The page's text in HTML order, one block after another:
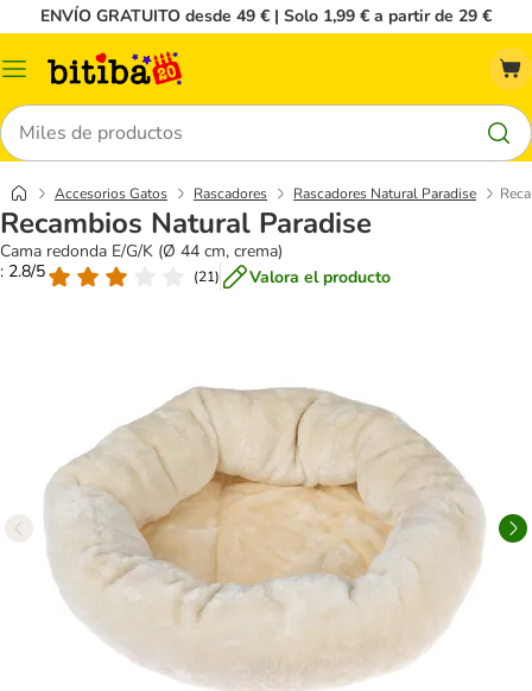
ENVÍO GRATUITO desde 49 € | Solo 1,99 € a partir de 29 €
Menú
Buscar
Accesorios Gatos Rascadores Rascadores Natural Paradise
Recambios Natural Paradise
Cama redonda E/G/K (Ø 44 cm, crema)
: 2.8/5
(21) Valora el producto